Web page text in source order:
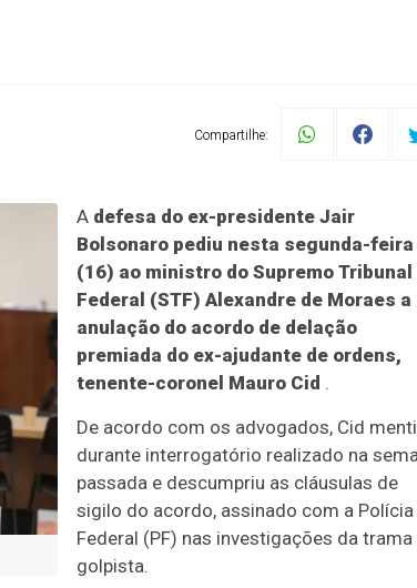
Compartilhe:
A defesa do ex-presidente Jair
Bolsonaro pediu nesta segunda-feira
(16) ao ministro do Supremo Tribunal
Federal (STF) Alexandre de Moraes a
anulação do acordo de delação
premiada do ex-ajudante de ordens,
tenente-coronel Mauro Cid .
De acordo com os advogados, Cid
durante interrogatório realizado na
passada e descumpriu as cláusulas de
sigilo do acordo, assinado com a Polícia
Federal (PF) nas investigações da trama
golpista.